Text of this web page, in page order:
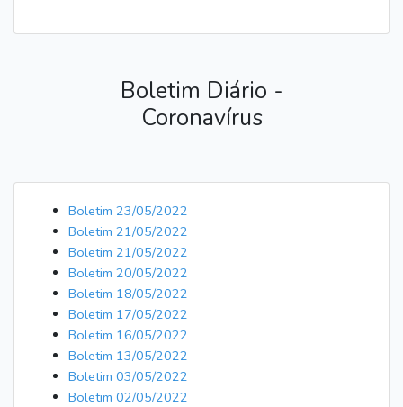
Boletim Diário -
Coronavírus
Boletim 23/05/2022
Boletim 21/05/2022
Boletim 21/05/2022
Boletim 20/05/2022
Boletim 18/05/2022
Boletim 17/05/2022
Boletim 16/05/2022
Boletim 13/05/2022
Boletim 03/05/2022
Boletim 02/05/2022